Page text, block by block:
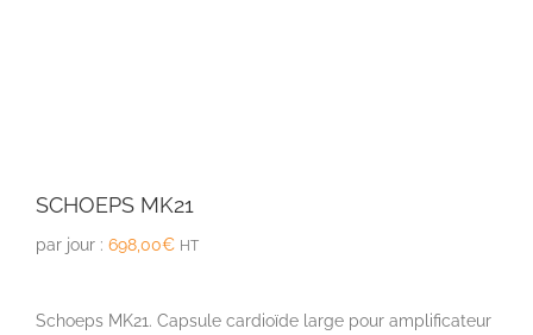
SCHOEPS MK21
par jour : 698,00€ HT
Schoeps MK21. Capsule cardioïde large pour amplificateur